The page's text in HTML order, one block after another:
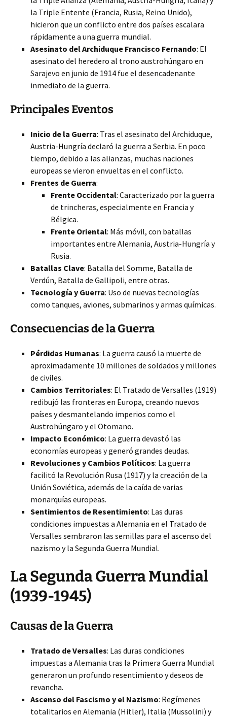
la Triple Entente (Francia, Rusia, Reino Unido),
hicieron que un conflicto entre dos países escalara
rápidamente a una guerra mundial.
Asesinato del Archiduque Francisco Fernando: El
asesinato del heredero al trono austrohúngaro en
Sarajevo en junio de 1914 fue el desencadenante
inmediato de la guerra.
Principales Eventos
Inicio de la Guerra: Tras el asesinato del Archiduque,
Austria-Hungría declaró la guerra a Serbia. En poco
tiempo, debido a las alianzas, muchas naciones
europeas se vieron envueltas en el conflicto.
Frentes de Guerra:
Frente Occidental: Caracterizado por la guerra
de trincheras, especialmente en Francia y
Bélgica.
Frente Oriental: Más móvil, con batallas
importantes entre Alemania, Austria-Hungría y
Rusia.
Batallas Clave: Batalla del Somme, Batalla de
Verdún, Batalla de Gallipoli, entre otras.
Tecnología y Guerra: Uso de nuevas tecnologías
como tanques, aviones, submarinos y armas químicas.
Consecuencias de la Guerra
Pérdidas Humanas: La guerra causó la muerte de
aproximadamente 10 millones de soldados y millones
de civiles.
Cambios Territoriales: El Tratado de Versalles (1919)
redibujó las fronteras en Europa, creando nuevos
países y desmantelando imperios como el
Austrohúngaro y el Otomano.
Impacto Económico: La guerra devastó las
economías europeas y generó grandes deudas.
Revoluciones y Cambios Políticos: La guerra
facilitó la Revolución Rusa (1917) y la creación de la
Unión Soviética, además de la caída de varias
monarquías europeas.
Sentimientos de Resentimiento: Las duras
condiciones impuestas a Alemania en el Tratado de
Versalles sembraron las semillas para el ascenso del
nazismo y la Segunda Guerra Mundial.
La Segunda Guerra Mundial
(1939-1945)
Causas de la Guerra
Tratado de Versalles: Las duras condiciones
impuestas a Alemania tras la Primera Guerra Mundial
generaron un profundo resentimiento y deseos de
revancha.
Ascenso del Fascismo y el Nazismo: Regímenes
totalitarios en Alemania (Hitler), Italia (Mussolini) y